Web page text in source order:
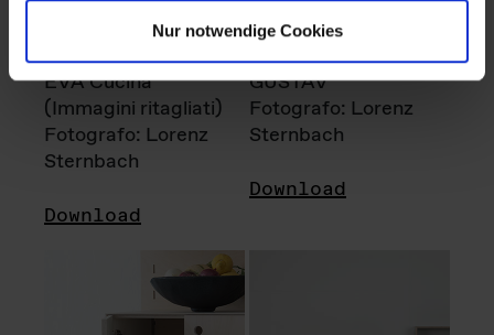
Nur notwendige Cookies
EVA Cucina
(Immagini ritagliati)
Fotografo: Lorenz
Sternbach
Download
GUSTAV
Fotografo: Lorenz
Sternbach
Download